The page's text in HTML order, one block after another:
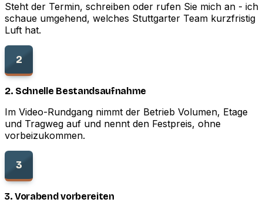
Steht der Termin, schreiben oder rufen Sie mich an - ich
schaue umgehend, welches Stuttgarter Team kurzfristig
Luft hat.
2
2. Schnelle Bestandsaufnahme
Im Video-Rundgang nimmt der Betrieb Volumen, Etage
und Tragweg auf und nennt den Festpreis, ohne
vorbeizukommen.
3
3. Vorabend vorbereiten